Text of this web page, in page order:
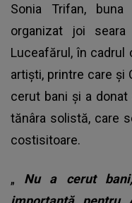
Sonia Trifan,
organizat joi
Luceafărul, în
artiști, printre care și
cerut bani și a
tănâra solistă, care
costisitoare.
„ Nu a cerut